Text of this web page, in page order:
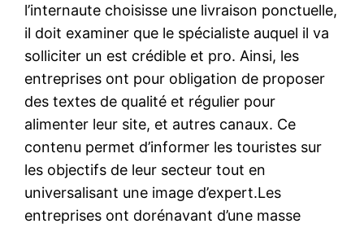
l’internaute choisisse une livraison ponctuelle,
il doit examiner que le spécialiste auquel il va
solliciter un est crédible et pro. Ainsi, les
entreprises ont pour obligation de proposer
des textes de qualité et régulier pour
alimenter leur site, et autres canaux. Ce
contenu permet d’informer les touristes sur
les objectifs de leur secteur tout en
universalisant une image d’expert.Les
entreprises ont dorénavant d’une masse